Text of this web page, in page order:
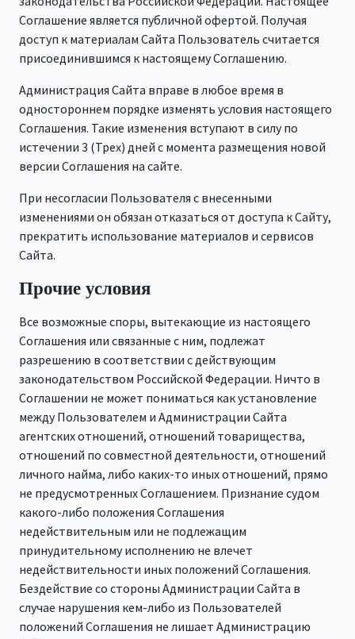
Соглашение является публичной офертой. Получая
доступ к материалам Сайта Пользователь считается
присоединившимся к настоящему Соглашению.
Администрация Сайта вправе в любое время в
одностороннем порядке изменять условия настоящего
Соглашения. Такие изменения вступают в силу по
истечении 3 (Трех) дней с момента размещения новой
версии Соглашения на сайте.
При несогласии Пользователя с внесенными
изменениями он обязан отказаться от доступа к Сайту,
прекратить использование материалов и сервисов
Сайта.
Прочие условия
Все возможные споры, вытекающие из настоящего
Соглашения или связанные с ним, подлежат
разрешению в соответствии с действующим
законодательством Российской Федерации. Ничто в
Соглашении не может пониматься как установление
между Пользователем и Администрации Сайта
агентских отношений, отношений товарищества,
отношений по совместной деятельности, отношений
личного найма, либо каких-то иных отношений, прямо
не предусмотренных Соглашением. Признание судом
какого-либо положения Соглашения
недействительным или не подлежащим
принудительному исполнению не влечет
недействительности иных положений Соглашения.
Бездействие со стороны Администрации Сайта в
случае нарушения кем-либо из Пользователей
положений Соглашения не лишает Администрацию